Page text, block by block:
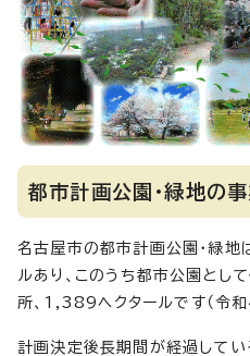
都市計画公園・緑地の
名古屋市の都市計画公園・緑
ルあり、このうち都市公園と
所、1,389ヘクタールです（令
計画決定後長期間が経過してい